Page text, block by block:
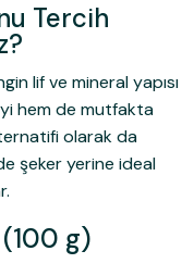
Tercih
lif ve mineral yapısı
hem de mutfakta
olarak da
şeker yerine ideal
g)